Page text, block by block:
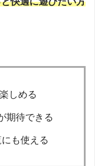
しめる
期待できる
も使える